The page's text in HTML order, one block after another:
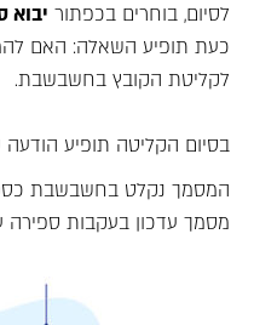
לסיום, בוחרים בכפתור יבוא
כעת תופיע השאלה: האם
לקליטת הקובץ בחשבשבת.
בסיום הקליטה תופיע
המסמך נקלט בחשבשבת
מסמך עדכון בעקבות